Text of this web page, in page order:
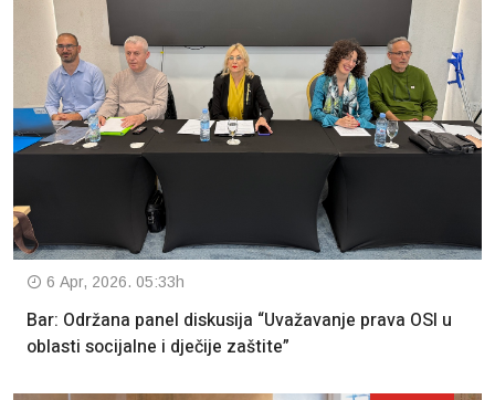
6 Apr, 2026. 05:33h
Bar: Održana panel diskusija “Uvažavanje prava OSI u
oblasti socijalne i dječije zaštite”